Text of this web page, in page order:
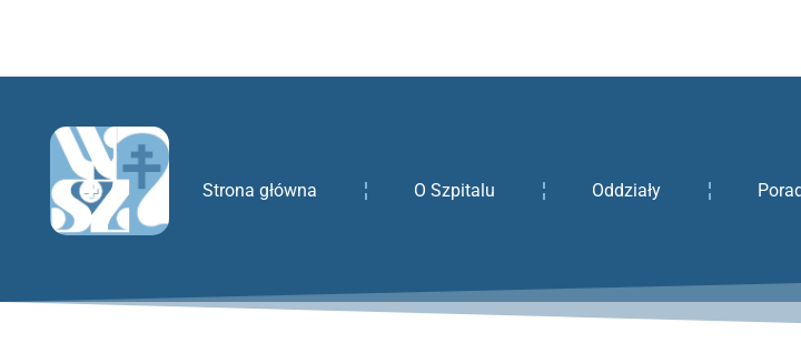
Strona główna O Szpitalu Oddziały